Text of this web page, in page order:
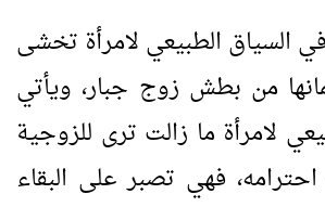
السياق الطبيعي لامرأة تخشى
من بطش زوج جبار، ويأتي
لامرأة ما زالت ترى للزوجية
فهي تصبر على البقاء